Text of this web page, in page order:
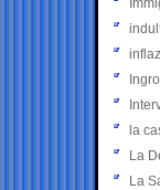
la
La
La